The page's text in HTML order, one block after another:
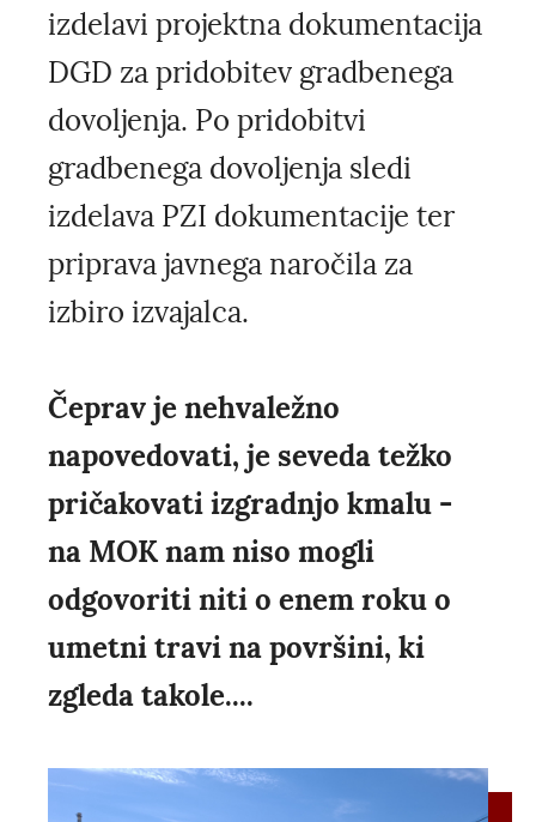
izdelavi projektna dokumentacija
DGD za pridobitev gradbenega
dovoljenja. Po pridobitvi
gradbenega dovoljenja sledi
izdelava PZI dokumentacije ter
priprava javnega naročila za
izbiro izvajalca.
Čeprav je nehvaležno
napovedovati, je seveda težko
pričakovati izgradnjo kmalu -
na MOK nam niso mogli
odgovoriti niti o enem roku o
umetni travi na površini, ki
zgleda takole....